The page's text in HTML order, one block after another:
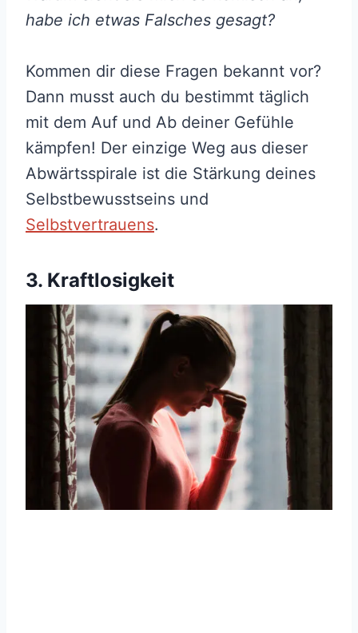
habe ich etwas Falsches gesagt?
Kommen dir diese Fragen bekannt vor?
Dann musst auch du bestimmt täglich
mit dem Auf und Ab deiner Gefühle
kämpfen! Der einzige Weg aus dieser
Abwärtsspirale ist die Stärkung deines
Selbstbewusstseins und
Selbstvertrauens.
3. Kraftlosigkeit